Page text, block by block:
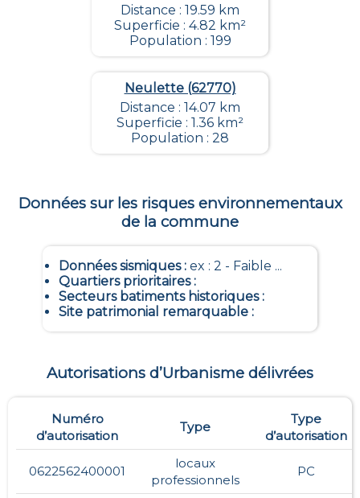
Distance : 19.59 km
Superficie : 4.82 km²
Population : 199
Neulette (62770)
Distance : 14.07 km
Superficie : 1.36 km²
Population : 28
Données sur les risques environnementaux
de la commune
Données sismiques: ex : 2 - Faible ...
Quartiers prioritaires:
Secteurs batiments historiques:
Site patrimonial remarquable:
Autorisations d’Urbanisme délivrées
Numéro
d’autorisation
Type
Type
d’autorisation
0622562400001
locaux
professionnels
PC